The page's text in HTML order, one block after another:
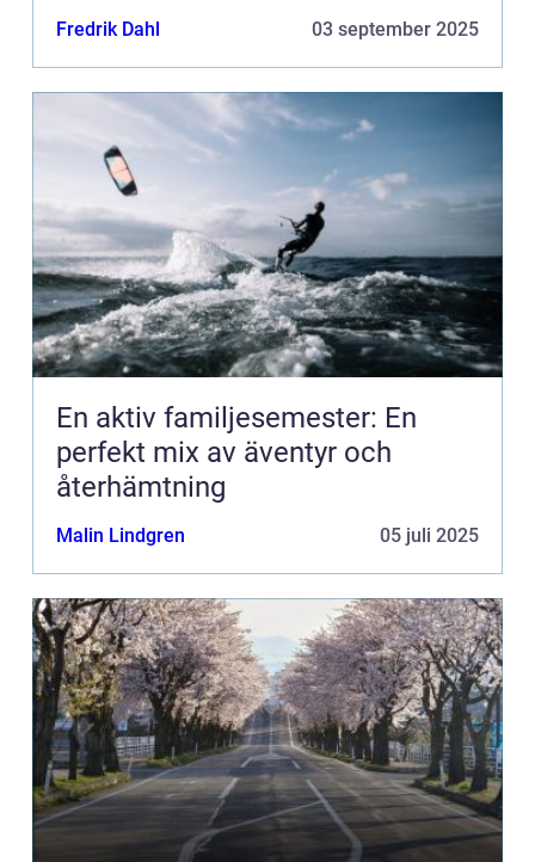
Fredrik Dahl 03 september 2025
En aktiv familjesemester: En
perfekt mix av äventyr och
återhämtning
Malin Lindgren 05 juli 2025